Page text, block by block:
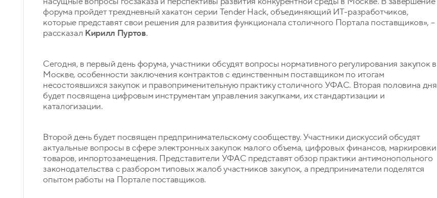
форума пройдет трехдневный хакатон серии Tender Hack, объединяющий ИТ-разработчиков,
которые представят свои решения для развития функционала столичного Портала поставщиков», –
рассказал Кирилл Пуртов.
Сегодня, в первый день форума, участники обсудят вопросы нормативного регулирования закупок в
Москве, особенности заключения контрактов с единственным поставщиком по итогам
несостоявшихся закупок и правоприменительную практику столичного УФАС. Вторая половина дня
будет посвящена цифровым инструментам управления закупками, их стандартизации и
каталогизации.
Второй день будет посвящен предпринимательскому сообществу. Участники дискуссий обсудят
актуальные вопросы в сфере электронных закупок малого объема, цифровых финансов, маркировки
товаров, импортозамещения. Представители УФАС представят обзор практики антимонопольного
законодательства с разбором типовых жалоб участников закупок, а предприниматели поделятся
опытом работы на Портале поставщиков.